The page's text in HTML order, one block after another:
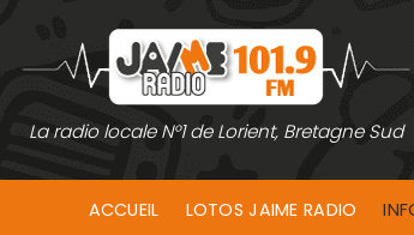
contenu
La radio locale N°1 de Lorient, Bretagne Sud
ACCUEIL LOTOS JAIME RADIO